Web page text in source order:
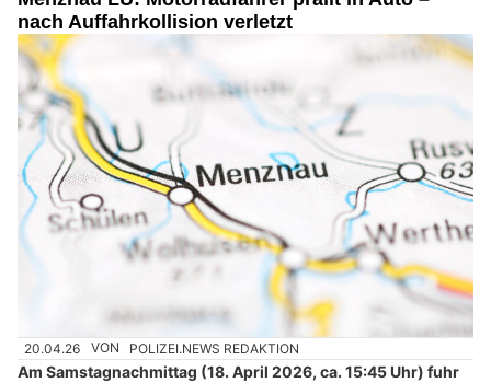
nach Auffahrkollision verletzt
20.04.26 VON POLIZEI.NEWS REDAKTION
Am Samstagnachmittag (18. April 2026, ca. 15:45 Uhr) fuhr